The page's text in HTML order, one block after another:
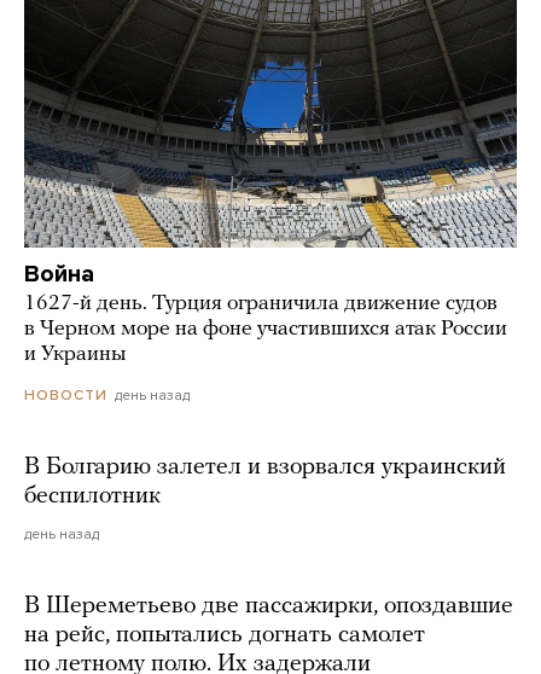
Война
1627-й день. Турция ограничила движение судов
в Черном море на фоне участившихся атак России
и Украины
НОВОСТИ день назад
В Болгарию залетел и взорвался украинский
беспилотник
день назад
В Шереметьево две пассажирки, опоздавшие
на рейс, попытались догнать самолет
по летному полю. Их задержали